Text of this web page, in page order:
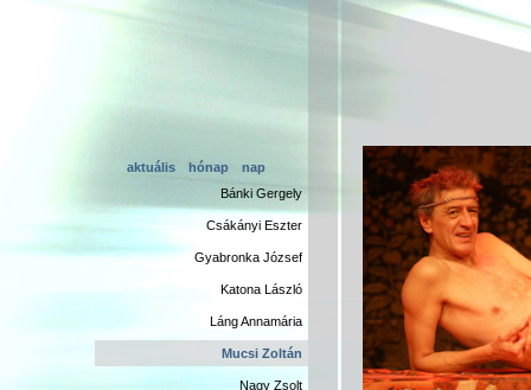
aktuális hónap
nap
Bánki Gergely
Csákányi Eszter
Gyabronka József
Katona László
Láng Annamária
Mucsi Zoltán
Nagy Zsolt